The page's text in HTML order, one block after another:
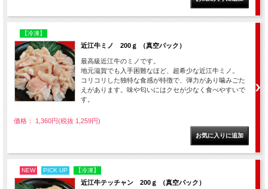
【冷凍】
近江牛ミノ 200ｇ （真空パック）
最高級近江牛のミノです。
地元滋賀でも入手困難なほど、超希少な近江牛ミノ。
コリコリした独特な食感が特徴で、弾力があり噛みごた
えがあります。味や匂いにはクセが少なく食べやすいで
す。
価格： 1,360円(税抜 1,259円)
NEW PICK UP 【冷凍】
近江牛テッチャン 200ｇ （真空パック）